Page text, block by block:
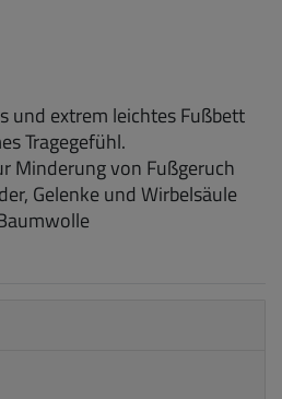
und extrem leichtes Fußbett
Tragegefühl.
Minderung von Fußgeruch
Gelenke und Wirbelsäule